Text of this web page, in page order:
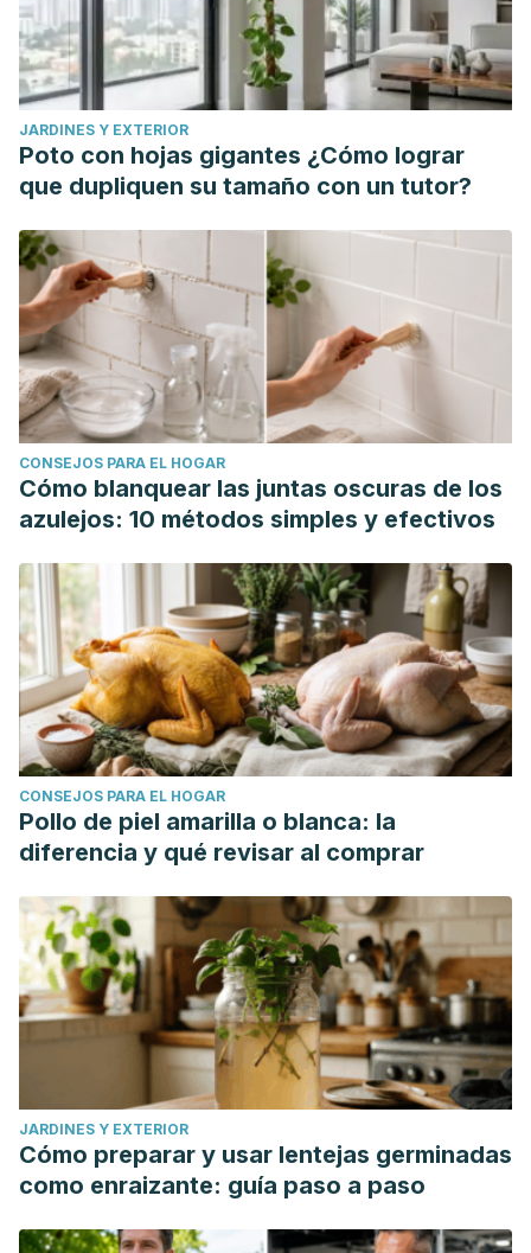
JARDINES Y EXTERIOR
Poto con hojas gigantes ¿Cómo lograr
que dupliquen su tamaño con un tutor?
CONSEJOS PARA EL HOGAR
Cómo blanquear las juntas oscuras de los
azulejos: 10 métodos simples y efectivos
CONSEJOS PARA EL HOGAR
Pollo de piel amarilla o blanca: la
diferencia y qué revisar al comprar
JARDINES Y EXTERIOR
Cómo preparar y usar lentejas germinadas
como enraizante: guía paso a paso